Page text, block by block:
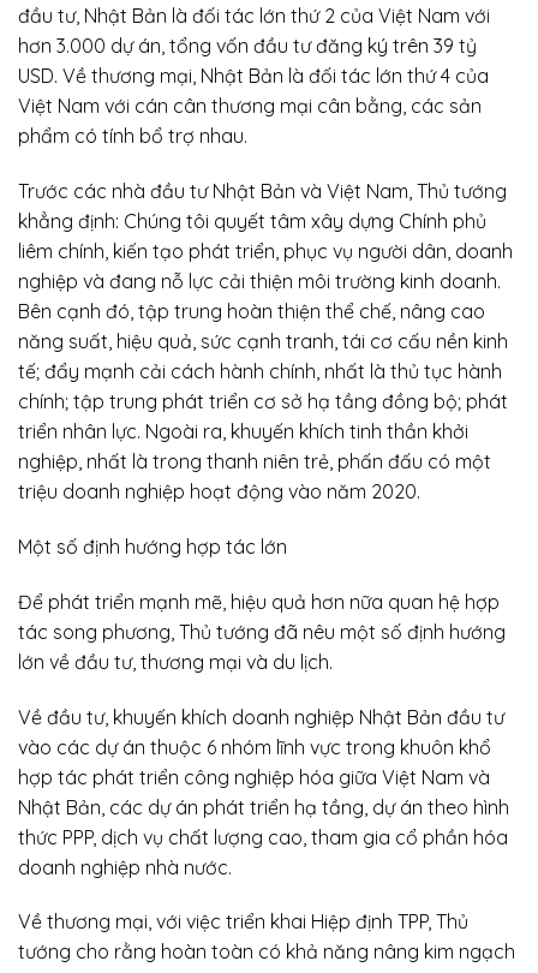
đầu tư, Nhật Bản là đối tác lớn thứ 2 của Việt Nam với
hơn 3.000 dự án, tổng vốn đầu tư đăng ký trên 39 tỷ
USD. Về thương mại, Nhật Bản là đối tác lớn thứ 4 của
Việt Nam với cán cân thương mại cân bằng, các sản
phẩm có tính bổ trợ nhau.
Trước các nhà đầu tư Nhật Bản và Việt Nam, Thủ tướng
khẳng định: Chúng tôi quyết tâm xây dựng Chính phủ
liêm chính, kiến tạo phát triển, phục vụ người dân, doanh
nghiệp và đang nỗ lực cải thiện môi trường kinh doanh.
Bên cạnh đó, tập trung hoàn thiện thể chế, nâng cao
năng suất, hiệu quả, sức cạnh tranh, tái cơ cấu nền kinh
tế; đẩy mạnh cải cách hành chính, nhất là thủ tục hành
chính; tập trung phát triển cơ sở hạ tầng đồng bộ; phát
triển nhân lực. Ngoài ra, khuyến khích tinh thần khởi
nghiệp, nhất là trong thanh niên trẻ, phấn đấu có một
triệu doanh nghiệp hoạt động vào năm 2020.
Một số định hướng hợp tác lớn
Để phát triển mạnh mẽ, hiệu quả hơn nữa quan hệ hợp
tác song phương, Thủ tướng đã nêu một số định hướng
lớn về đầu tư, thương mại và du lịch.
Về đầu tư, khuyến khích doanh nghiệp Nhật Bản đầu tư
vào các dự án thuộc 6 nhóm lĩnh vực trong khuôn khổ
hợp tác phát triển công nghiệp hóa giữa Việt Nam và
Nhật Bản, các dự án phát triển hạ tầng, dự án theo hình
thức PPP, dịch vụ chất lượng cao, tham gia cổ phần hóa
doanh nghiệp nhà nước.
Về thương mại, với việc triển khai Hiệp định TPP, Thủ
tướng cho rằng hoàn toàn có khả năng nâng kim ngạch